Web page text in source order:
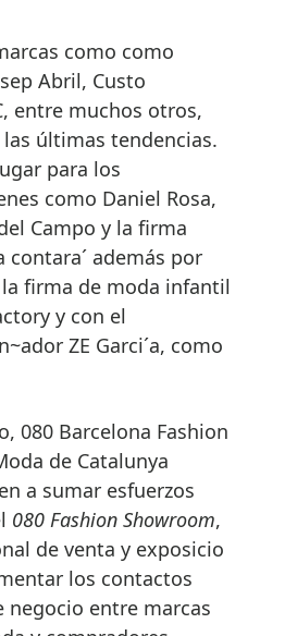
como como
Abril, Custo
entre muchos otros,
últimas tendencias.
para los
como Daniel Rosa,
Campo y la firma
contara´ además por
firma de moda infantil
y con el
ZE Garci´a, como
080 Barcelona Fashion
de Catalunya
a sumar esfuerzos
080 Fashion Showroom,
de venta y exposicio
los contactos
negocio entre marcas